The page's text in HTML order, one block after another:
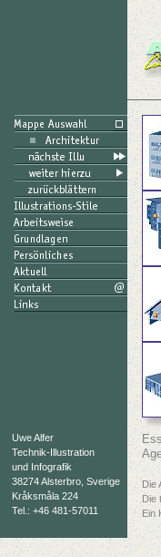
Uwe Alfer
Technik-Illustration
und Infografik
38274 Alsterbro, Sverige
Kråksmåla 224
Tel.: +46 481-57011
Die
Die
Ein